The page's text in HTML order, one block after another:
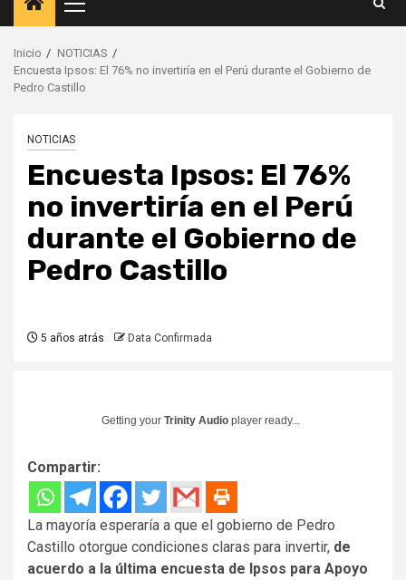
Menú
principal
Inicio
NOTICIAS
Encuesta Ipsos: El 76% no invertiría en el Perú durante el Gobierno de
Pedro Castillo
NOTICIAS
Encuesta Ipsos: El 76%
no invertiría en el Perú
durante el Gobierno de
Pedro Castillo
5 años atrás Data Confirmada
Getting your Trinity Audio player ready...
Compartir:
La mayoría esperaría a que el gobierno de Pedro
Castillo otorgue condiciones claras para invertir, de
acuerdo a la última encuesta de Ipsos para Apoyo